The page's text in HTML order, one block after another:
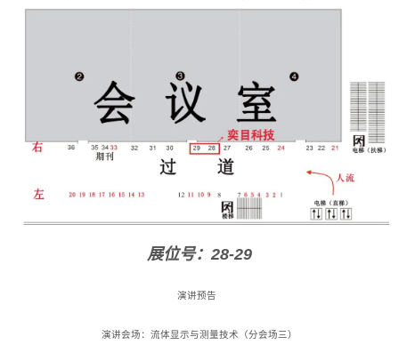
展位号：28-29
演讲预告
演讲会场：流体显示与测量技术（分会场三）